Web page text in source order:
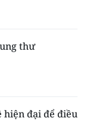
thư
hiện đại để điều